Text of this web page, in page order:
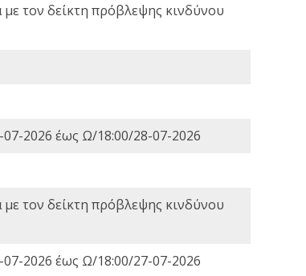
τον δείκτη πρόβλεψης κινδύνου
07-2026 έως Ω/18:00/28-07-2026
τον δείκτη πρόβλεψης κινδύνου
07-2026 έως Ω/18:00/27-07-2026